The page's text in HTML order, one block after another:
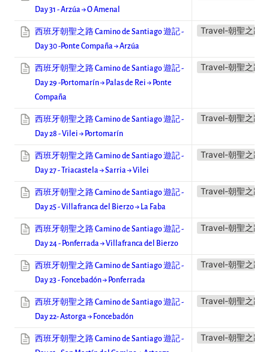
Day 31 - Arzúa → O Amenal
西班牙朝聖之路 Camino de Santiago 遊記 -
Day 30 -Ponte Compaña → Arzúa
Travel-朝聖之路
西班牙朝聖之路 Camino de Santiago 遊記 -
Day 29 -Portomarín → Palas de Rei → Ponte
Compaña
Travel-朝聖之路
西班牙朝聖之路 Camino de Santiago 遊記 -
Day 28 - Vilei → Portomarín
Travel-朝聖之路
西班牙朝聖之路 Camino de Santiago 遊記 -
Day 27 - Triacastela → Sarria → Vilei
Travel-朝聖之路
西班牙朝聖之路 Camino de Santiago 遊記 -
Day 25 - Villafranca del Bierzo → La Faba
Travel-朝聖之路
西班牙朝聖之路 Camino de Santiago 遊記 -
Day 24 - Ponferrada → Villafranca del Bierzo
Travel-朝聖之路
西班牙朝聖之路 Camino de Santiago 遊記 -
Day 23 - Foncebadón → Ponferrada
Travel-朝聖之路
西班牙朝聖之路 Camino de Santiago 遊記 -
Day 22- Astorga → Foncebadón
Travel-朝聖之路
西班牙朝聖之路 Camino de Santiago 遊記 -
Travel-朝聖之路